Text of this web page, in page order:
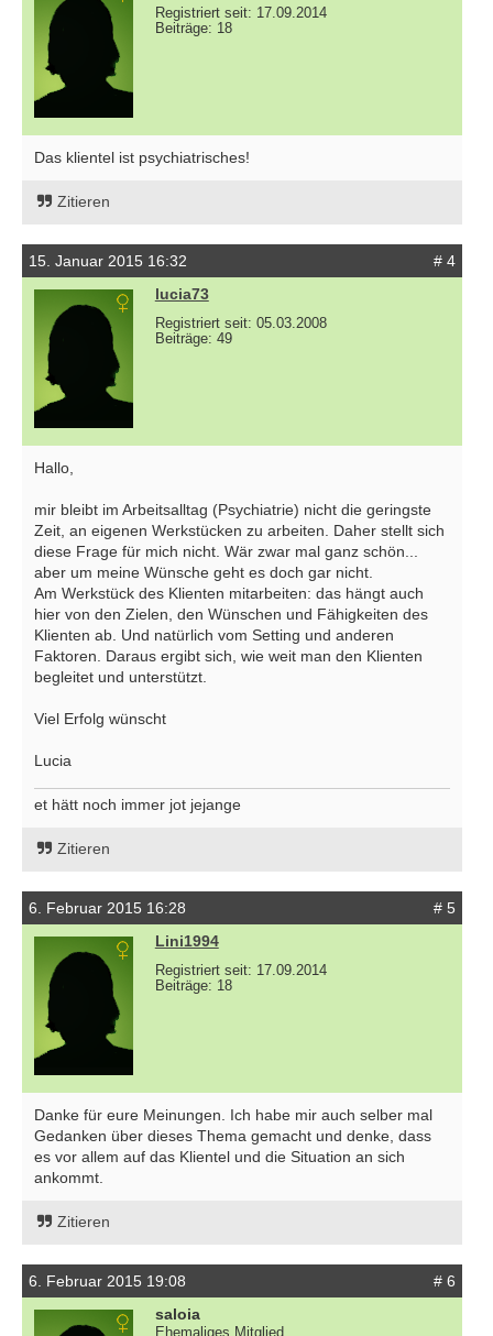
Registriert seit: 17.09.2014
Beiträge: 18
Das klientel ist psychiatrisches!
Zitieren
15. Januar 2015 16:32
# 4
lucia73
Registriert seit: 05.03.2008
Beiträge: 49
Hallo,
mir bleibt im Arbeitsalltag (Psychiatrie) nicht die geringste
Zeit, an eigenen Werkstücken zu arbeiten. Daher stellt sich
diese Frage für mich nicht. Wär zwar mal ganz schön...
aber um meine Wünsche geht es doch gar nicht.
Am Werkstück des Klienten mitarbeiten: das hängt auch
hier von den Zielen, den Wünschen und Fähigkeiten des
Klienten ab. Und natürlich vom Setting und anderen
Faktoren. Daraus ergibt sich, wie weit man den Klienten
begleitet und unterstützt.
Viel Erfolg wünscht
Lucia
et hätt noch immer jot jejange
Zitieren
6. Februar 2015 16:28
# 5
Lini1994
Registriert seit: 17.09.2014
Beiträge: 18
Danke für eure Meinungen. Ich habe mir auch selber mal
Gedanken über dieses Thema gemacht und denke, dass
es vor allem auf das Klientel und die Situation an sich
ankommt.
Zitieren
6. Februar 2015 19:08
# 6
saloia
Ehemaliges Mitglied